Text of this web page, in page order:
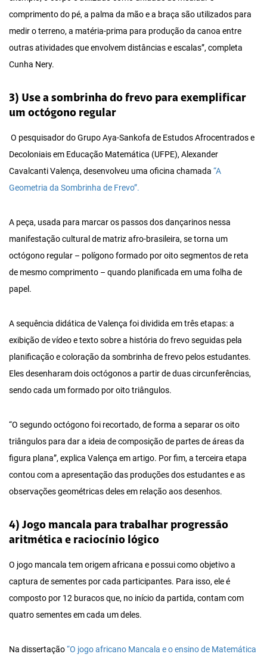
comprimento do pé, a palma da mão e a braça são utilizados para
medir o terreno, a matéria-prima para produção da canoa entre
outras atividades que envolvem distâncias e escalas”, completa
Cunha Nery.
3) Use a sombrinha do frevo para exemplificar
um octógono regular
O pesquisador do Grupo Aya-Sankofa de Estudos Afrocentrados e
Decoloniais em Educação Matemática (UFPE),Alexander
Cavalcanti Valença,desenvolveu uma oficina chamada “A
Geometria da Sombrinha de Frevo”.
A peça, usada para marcar os passos dos dançarinos nessa
manifestação cultural de matriz afro-brasileira, se torna um
octógono regular – polígono formado por oito segmentos de reta
de mesmo comprimento – quando planificada em uma folha de
papel.
A sequência didática de Valença foi dividida em três etapas: a
exibição de vídeo e texto sobre a história do frevo seguidas pela
planificação e coloração da sombrinha de frevo pelos estudantes.
Eles desenharam dois octógonos a partir de duas circunferências,
sendo cada um formado por oito triângulos.
“O segundo octógono foi recortado, de forma a separar os oito
triângulos para dar a ideia de composição de partes de áreas da
figura plana”, explica Valença em artigo. Por fim, a terceira etapa
contou com a apresentação das produções dos estudantes e as
observações geométricas deles em relação aos desenhos.
4) Jogo mancala para trabalhar progressão
aritmética e raciocínio lógico
O jogo mancala tem origem africana e possui como objetivo a
captura de sementes por cada participantes. Para isso, ele é
composto por 12 buracos que, no início da partida, contam com
quatro sementes em cada um deles.
Na dissertação“O jogo africano Mancala e o ensino de Matemática